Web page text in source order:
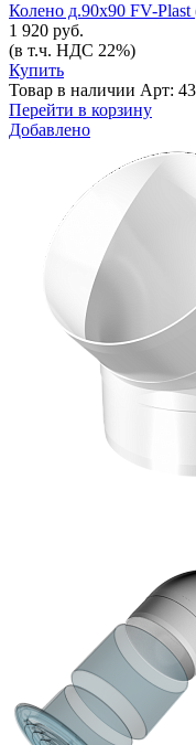
Колено д.90х90 FV-Plast
1 920 руб.
(в т.ч. НДС 22%)
Купить
Товар в наличии Арт:
Перейти в корзину
Добавлено